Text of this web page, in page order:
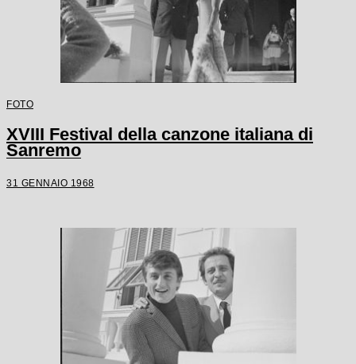
FOTO
XVIII Festival della canzone italiana di
Sanremo
31 GENNAIO 1968